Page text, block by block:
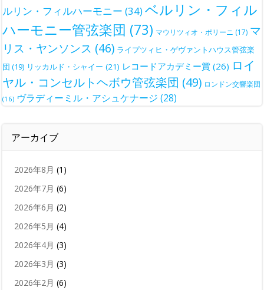
ルリン・フィルハーモニー (34)ベルリン・フィル
ハーモニー管弦楽団 (73) マウリツィオ・ポリーニ (17) マ
リス・ヤンソンス (46) ライプツィヒ・ゲヴァントハウス管弦楽
団 (19) リッカルド・シャイー (21) レコードアカデミー賞 (26) ロイ
ヤル・コンセルトヘボウ管弦楽団 (49) ロンドン交響楽団
(16) ヴラディーミル・アシュケナージ (28)
アーカイブ
2026年8月 (1)
2026年7月 (6)
2026年6月 (2)
2026年5月 (4)
2026年4月 (3)
2026年3月 (3)
2026年2月 (6)